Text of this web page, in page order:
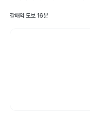
갈매역 도보 16분